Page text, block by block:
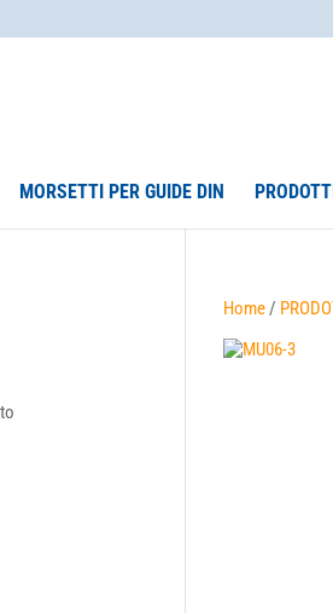
MORSETTI PER GUIDE DIN
Home/